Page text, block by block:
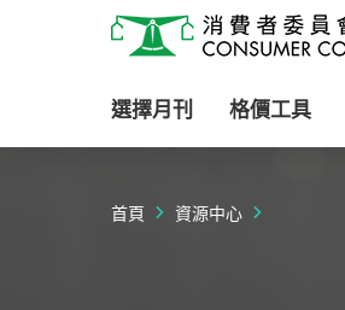
消費者委員會
選擇月刊 格價工具
首頁 資源中心